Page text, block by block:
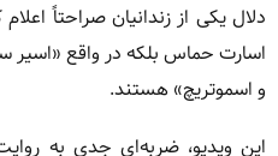
دلال یکی از زندانیان صراحتاً
اسارت حماس بلکه در واقع «اسیر
و اسموتریچ» هستند.
این ویدیو، ضربه‌ای جدی به